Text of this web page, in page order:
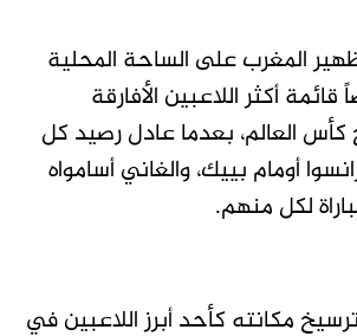
المغرب على الساحة المحلية
أكثر اللاعبين الأفارقة
العالم، بعدما عادل رصيد كل
أومام بييك، والغاني أسامواه
مكانته كأحد أبرز اللاعبين في